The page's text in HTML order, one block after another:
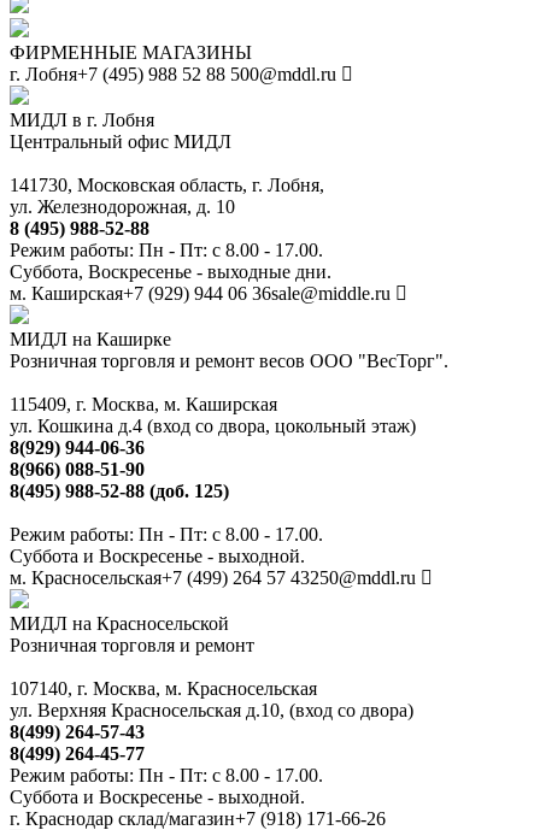
ФИРМЕННЫЕ МАГАЗИНЫ
г. Лобня+7 (495) 988 52 88 500@mddl.ru
МИДЛ в г. Лобня
Центральный офис МИДЛ
141730, Московская область, г. Лобня,
ул. Железнодорожная, д. 10
8 (495) 988-52-88
Режим работы: Пн - Пт: с 8.00 - 17.00.
Суббота, Воскресенье - выходные дни.
м. Каширская+7 (929) 944 06 36sale@middle.ru
МИДЛ на Каширке
Розничная торговля и ремонт весов ООО "ВесТорг".
115409, г. Москва, м. Каширская
ул. Кошкина д.4 (вход со двора, цокольный этаж)
8(929) 944-06-36
8(966) 088-51-90
8(495) 988-52-88 (доб. 125)
Режим работы: Пн - Пт: с 8.00 - 17.00.
Суббота и Воскресенье - выходной.
м. Красносельская+7 (499) 264 57 43250@mddl.ru
МИДЛ на Красносельской
Розничная торговля и ремонт
107140, г. Москва, м. Красносельская
ул. Верхняя Красносельская д.10, (вход со двора)
8(499) 264-57-43
8(499) 264-45-77
Режим работы: Пн - Пт: с 8.00 - 17.00.
Суббота и Воскресенье - выходной.
г. Краснодар склад/магазин+7 (918) 171-66-26